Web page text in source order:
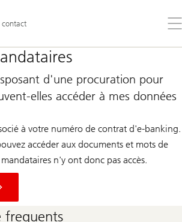
le
d'une procuration pour
elles accéder à mes données
à votre numéro de contrat d'e-banking.
accéder aux documents et mots de
mandataires n'y ont donc pas accès.
frequents